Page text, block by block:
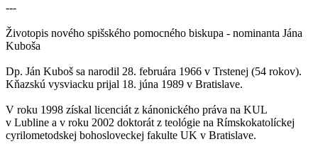
---
Životopis nového spišského pomocného biskupa - nominanta Jána
Kuboša
Dp. Ján Kuboš sa narodil 28. februára 1966 v Trstenej (54 rokov).
Kňazskú vysviacku prijal 18. júna 1989 v Bratislave.
V roku 1998 získal licenciát z kánonického práva na KUL
v Lubline a v roku 2002 doktorát z teológie na Rímskokatolíckej
cyrilometodskej bohosloveckej fakulte UK v Bratislave.